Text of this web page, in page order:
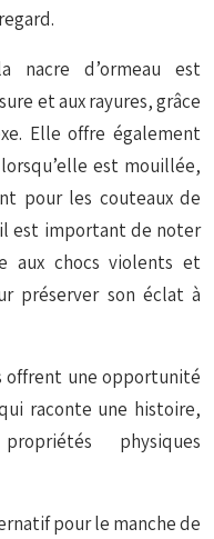
nacre d’ormeau est
et aux rayures, grâce
Elle offre également
est mouillée,
pour les couteaux de
est important de noter
aux chocs violents et
préserver son éclat à
offrent une opportunité
raconte une histoire,
physiques
pour le manche de